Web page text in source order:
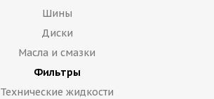
Шины
Диски
Масла и смазки
Фильтры
Технические жидкости